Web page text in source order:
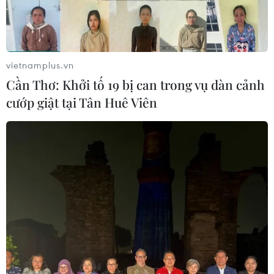
Xe điện Trung Quốc mở rộng
cuộc đua công nghệ ra Đông Nam Á
08/08/2026 03:00
Canada áp dụng biện pháp tự vệ tạm
thời với tủ gỗ và tủ lavabo nhập khẩu
Indonesia không áp thuế chống bán
phá giá với nhựa từ Việt Nam
07/08/2026 14:45
vietnamplus.vn
Cần Thơ: Khởi tố 19 bị can trong vụ dàn cảnh
cướp giật tại Tân Huê Viên